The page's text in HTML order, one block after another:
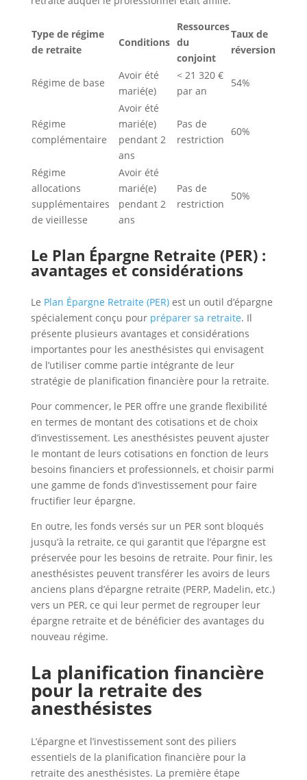
Type de régime
de retraite
Conditions
Ressources
du
conjoint
Taux de
réversion
Régime de base
Avoir été
marié(e)
< 21 320 €
par an
54%
Régime
complémentaire
Avoir été
marié(e)
pendant 2
ans
Pas de
restriction
60%
Régime
allocations
supplémentaires
de vieillesse
Avoir été
marié(e)
pendant 2
ans
Pas de
restriction
50%
Le Plan Épargne Retraite (PER) :
avantages et considérations
Le Plan Épargne Retraite (PER)est un outil d’épargne
spécialement conçu pour préparer sa retraite. Il
présente plusieurs avantages et considérations
importantes pour les anesthésistes qui envisagent
de l’utiliser comme partie intégrante de leur
stratégie de planification financière pour la retraite.
Pour commencer, le PER offre une grande flexibilité
en termes de montant des cotisations et de choix
d’investissement. Les anesthésistes peuvent ajuster
le montant de leurs cotisations en fonction de leurs
besoins financiers et professionnels, et choisir parmi
une gamme de fonds d’investissement pour faire
fructifier leur épargne.
En outre, les fonds versés sur un PER sont bloqués
jusqu’à la retraite, ce qui garantit que l’épargne est
préservée pour les besoins de retraite. Pour finir, les
anesthésistes peuvent transférer les avoirs de leurs
anciens plans d’épargne retraite (PERP, Madelin, etc.)
vers un PER, ce qui leur permet de regrouper leur
épargne retraite et de bénéficier des avantages du
nouveau régime.
La planification financière
pour la retraite des
anesthésistes
L’épargne et l’investissement sont des piliers
essentiels de la planification financière pour la
retraite des anesthésistes. La première étape